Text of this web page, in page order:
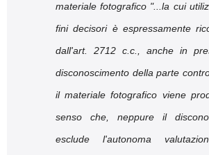
materiale fotografico "...la cui
fini decisori è espressamente
dall'art. 2712 c.c., anche in
disconoscimento della parte
il materiale fotografico viene
senso che, neppure il
esclude l'autonoma